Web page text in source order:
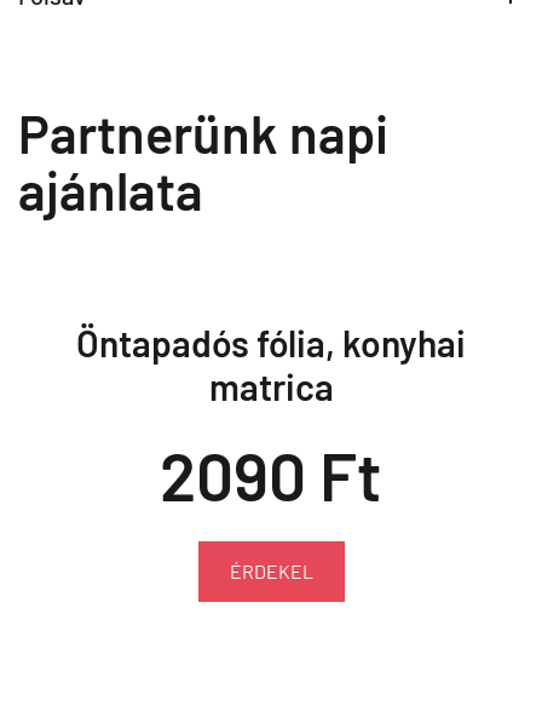
Partnerünk napi
ajánlata
Öntapadós fólia, konyhai
matrica
2090 Ft
ÉRDEKEL